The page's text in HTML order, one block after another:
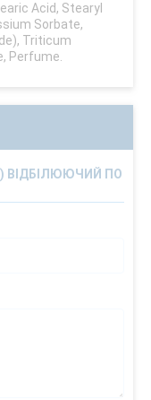
Acid, Stearyl
Sorbate,
Triticum
Perfume.
ВІДБІЛЮЮЧИЙ ПО